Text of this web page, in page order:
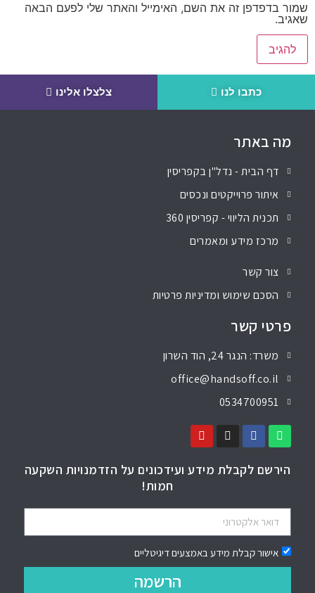
שמור בדפדפן זה את השם, האימייל והאתר שלי לפעם הבאה
שאגיב.
כתבו לנו צלצלו אלינו
מה באתר
דף הבית - נדל"ן בקפריסין
איתור פרוייקטים ונכסים
תכנית הליווי - קפריסין 360
מרכז מידע ומאמרים
צור קשר
הסכם שימוש ומדיניות פרטיות
פרטי קשר
משרד: הנגר 24, הוד השרון
office@handsoff.co.il
0534700951
הירשם לקבלת מידע ועידכונים על הזדמנויות השקעה
חמות!
אישור קבלת מידע באמצעים דיגיטליים
הרשמה